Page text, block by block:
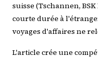
suisse (Tschannen, BSK
courte durée à
voyages d'affaires ne
L'article crée une